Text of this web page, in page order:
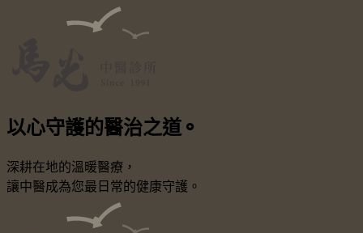
以心守護的醫治之道 ⚬
深耕在地的溫暖醫療，
讓中醫成為您最日常的健康守護。